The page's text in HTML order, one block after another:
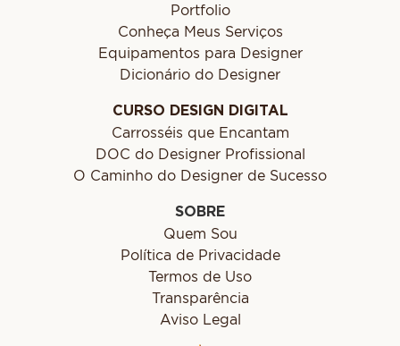
Portfolio
Conheça Meus Serviços
Equipamentos para Designer
Dicionário do Designer
CURSO DESIGN DIGITAL
Carrosséis que Encantam
DOC do Designer Profissional
O Caminho do Designer de Sucesso
SOBRE
Quem Sou
Política de Privacidade
Termos de Uso
Transparência
Aviso Legal